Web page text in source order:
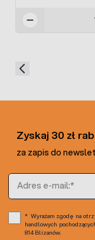
Zyskaj 30 zł
za zapis do
Adres e-mail
Wyrażam zgodę na
handlowych
814 Blizanów.